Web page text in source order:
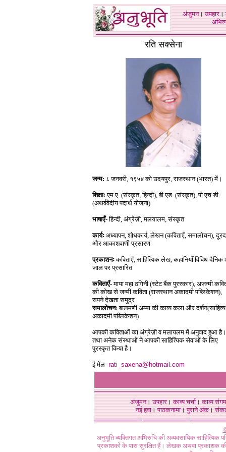
अंजुमन।उपहार।
रति सक्सेना
जन्म: ८ जनवरी, १९५४ को उदयपुर, राजस्थान (भारत) में।
शिक्षाःएम.ए. (संस्कृत, हिन्दी), बी.एड. (संस्कृत), पी एच.डी.
(अथर्ववेदीय पदार्थ योजना)
भाषाएँ- हिन्दी, अंग्रेज़ी, मलयालम, संस्कृत
कार्यः अध्यापन, शोधकार्य, लेखन (कविताएँ, समालोचन),
और आकाशवाणी प्रसारण
प्रकाशनःकविताएँ, साहित्यिक लेख, कहानियाँ विविध
जाल पर प्रसारित
कविताएँ-माया महा ठगिनी (स्टेट बैंक पुरस्कार), अजन्मी
की कोख से जन्मी कविता (राजस्थान अकादमी पब्लिकेशन),
सपने देखता समुद्र
समालोचनःबालमणी अम्मा की काव्य कला और दर्शन(साहित्य
अकादमी पब्लिकेशन)
आपकी कविताओं का अंग्रेज़ी व मलायलम में अनुवाद हुआ है।
तथा अनेक संस्थाओं ने आपकी साहित्यिक सेवाओं के लिए
पुरस्कृत किया है।
ई मेल- rati_saxena@hotmail.com
अंजुमन।उपहार।काव्य चर्चा।काव्य संगम
नई हवा। पाठकनामा। पुराने अंक।
अनुभूति व्यक्तिगत अभिरुचि की अव्यवसायिक
प्रकाशकों के पास सुरक्षित हैं। लेखक अथवा प्रकाशक की